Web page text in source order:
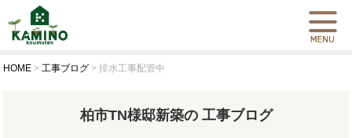
HOME >工事ブログ >排水工事配管中
柏市TN様邸新築の 工事ブログ